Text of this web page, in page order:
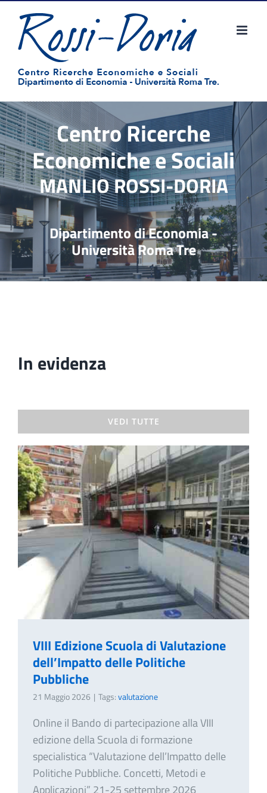
contenuto
Centro Ricerche
Economiche e Sociali
MANLIO ROSSI-DORIA
Dipartimento di Economia -
Università Roma Tre
In evidenza
VEDI TUTTE
VIII Edizione Scuola di Valutazione
dell’Impatto delle Politiche
Pubbliche
21 Maggio 2026 | Tags:valutazione
Online il Bando di partecipazione alla VIII
edizione della Scuola di formazione
specialistica “Valutazione dell’Impatto delle
Politiche Pubbliche. Concetti, Metodi e
Applicazioni” 21-25 settembre 2026